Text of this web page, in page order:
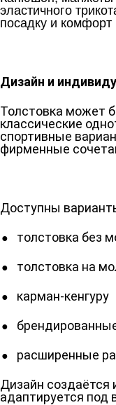
эластичного
посадку и комфорт
Дизайн и
Толстовка может
классические
спортивные
фирменные
Доступны
толстовка без
толстовка на
карман-кенгуру
расширенные
Дизайн создаётся
адаптируется под